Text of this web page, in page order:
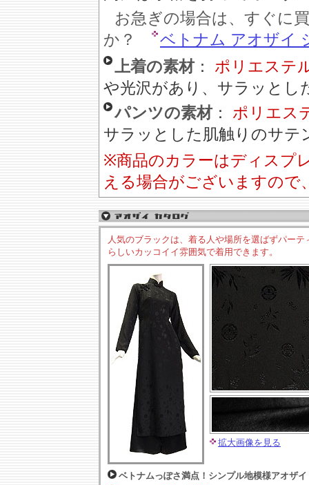
お急ぎの場合は、すぐに
か？
ベトナム アオザイ
上着の素材： ポリエステ
や光沢があり、サラッとし
パンツの素材： ポリエス
サラッとした肌触りのサテ
※商品のカラーはディスプ
える場合がございますので
人気のブラックは、着る人や場所を選ばずパーテ
らしいカッコイイ雰囲気で着用できます。
拡大画像を見る
ベトナムっぽさ満点！シンプル地模様アオザイ